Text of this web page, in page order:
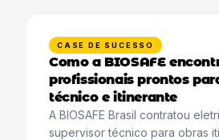
CASE DE SUCESSO
Como a BIOSAFE
profissionais prontos
técnico e itinerante
A BIOSAFE Brasil contratou
supervisor técnico para obras